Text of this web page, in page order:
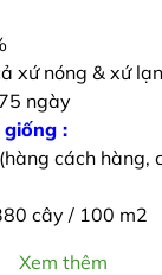
xứ nóng & xứ
ngày
:
cách hàng,
cây / 100 m2
Xem thêm
vấn
lại tư vấn MIỄN
tức